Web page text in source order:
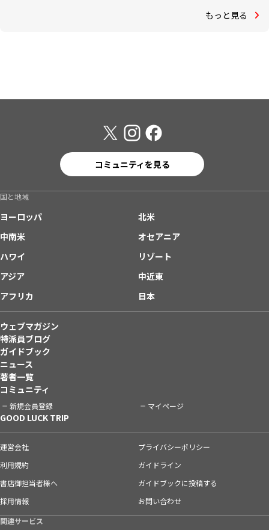
もっと見る
コミュニティを見る
国と地域
ヨーロッパ
北米
中南米
オセアニア
ハワイ
リゾート
アジア
中近東
アフリカ
日本
ウェブマガジン
特派員ブログ
ガイドブック
ニュース
著者一覧
コミュニティ
新規会員登録 マイページ
GOOD LUCK TRIP
運営会社
プライバシーポリシー
利用規約
ガイドライン
書店御担当者様へ
ガイドブックに投稿する
採用情報
お問い合わせ
関連サービス